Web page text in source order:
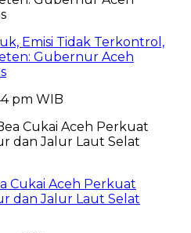
Emisi Tidak Terkontrol,
Gubernur Aceh
pm WIB
Cukai Aceh Perkuat
dan Jalur Laut Selat